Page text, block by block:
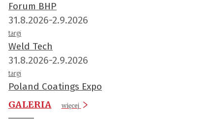
Forum BHP
31.8.2026-2.9.2026
targi
Weld Tech
31.8.2026-2.9.2026
targi
Poland Coatings Expo
GALERIA
więcej